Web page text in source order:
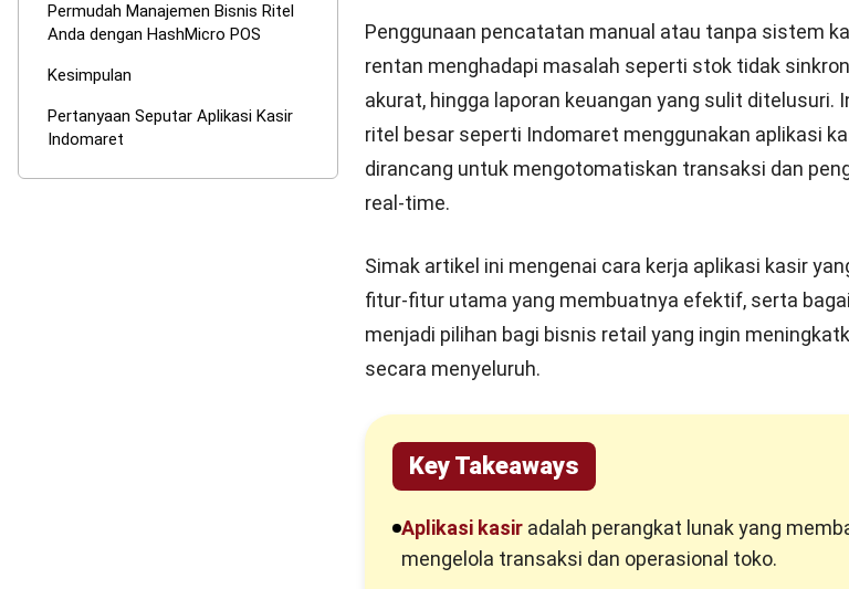
Permudah Manajemen Bisnis Ritel
Anda dengan HashMicro POS
Kesimpulan
Pertanyaan Seputar Aplikasi Kasir
Indomaret
Penggunaan pencatatan manual atau tanpa sistem
rentan menghadapi masalah seperti stok tidak
akurat, hingga laporan keuangan yang sulit ditelusuri.
ritel besar seperti Indomaret menggunakan aplikasi
dirancang untuk mengotomatiskan transaksi dan
real-time.
Simak artikel ini mengenai cara kerja aplikasi kasir
fitur-fitur utama yang membuatnya efektif, serta
menjadi pilihan bagi bisnis retail yang ingin
secara menyeluruh.
Key Takeaways
Aplikasi kasir adalah perangkat lunak yang
mengelola transaksi dan operasional toko.